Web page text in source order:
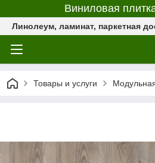
Виниловая
Линолеум, ламинат, паркетная
Товары и услуги